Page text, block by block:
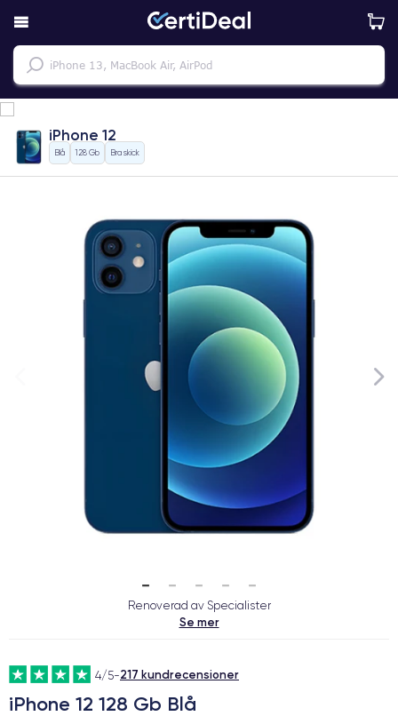
iPhone 12
Blå 128 Gb Bra skick
Renoverad av Specialister
Se mer
4/5-217 kundrecensioner
iPhone 12 128 Gb Blå